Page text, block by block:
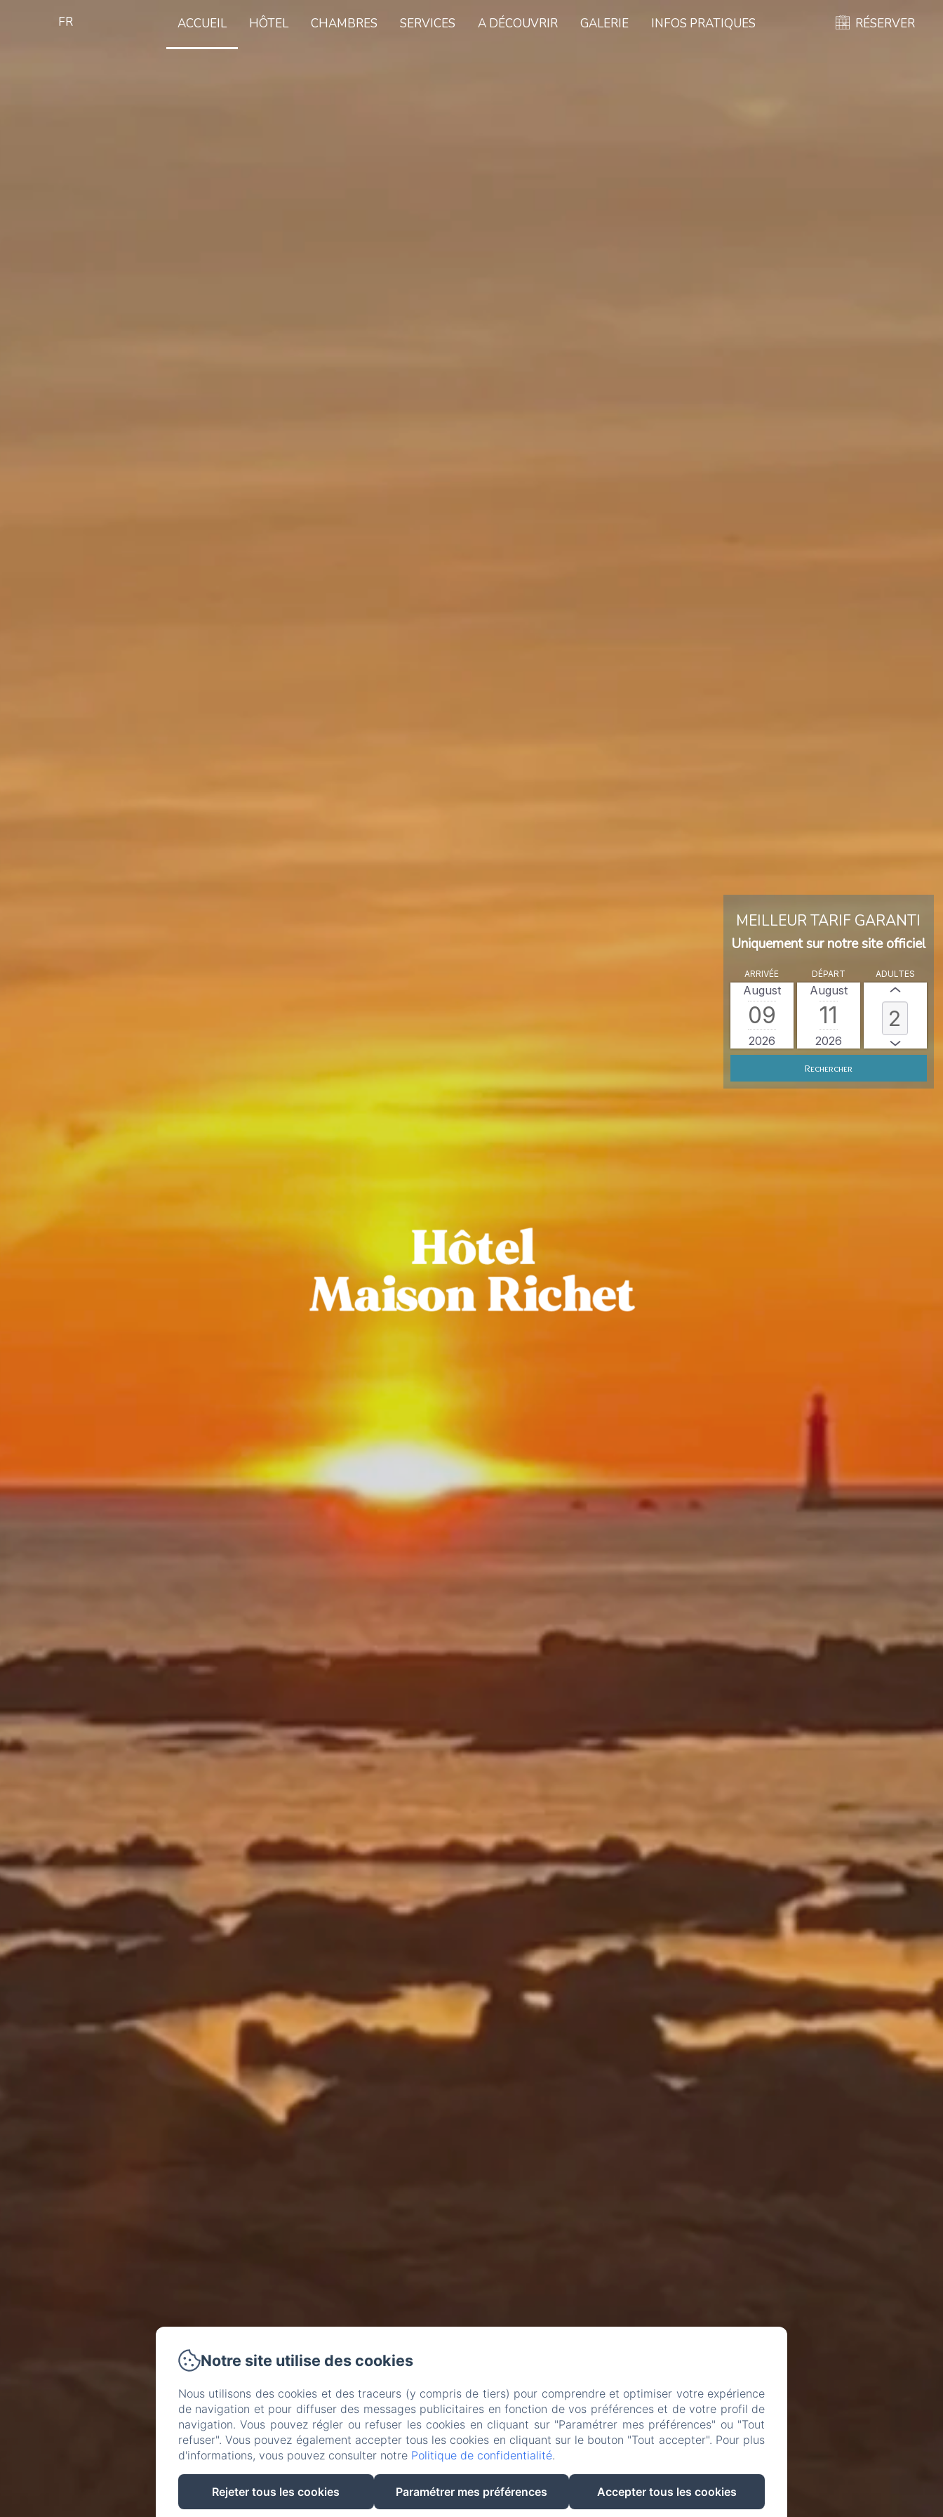
FR ACCUEIL HÔTEL CHAMBRES SERVICES A DÉCOUVRIR GALERIE INFOS PRATIQUES RÉSERVER
MEILLEUR TARIF GARANTI
Uniquement sur notre site officiel
ARRIVÉE
August
09
2026
DÉPART
August
11
2026
ADULTES
Rechercher
Notre site utilise des cookies
Nous utilisons des cookies et des traceurs (y compris de tiers) pour comprendre et optimiser votre expérience
de navigation et pour diffuser des messages publicitaires en fonction de vos préférences et de votre profil de
navigation. Vous pouvez régler ou refuser les cookies en cliquant sur "Paramétrer mes préférences" ou "Tout
refuser". Vous pouvez également accepter tous les cookies en cliquant sur le bouton "Tout accepter". Pour plus
d'informations, vous pouvez consulter notre Politique de confidentialité.
Rejeter tous les cookies Paramétrer mes préférences Accepter tous les cookies